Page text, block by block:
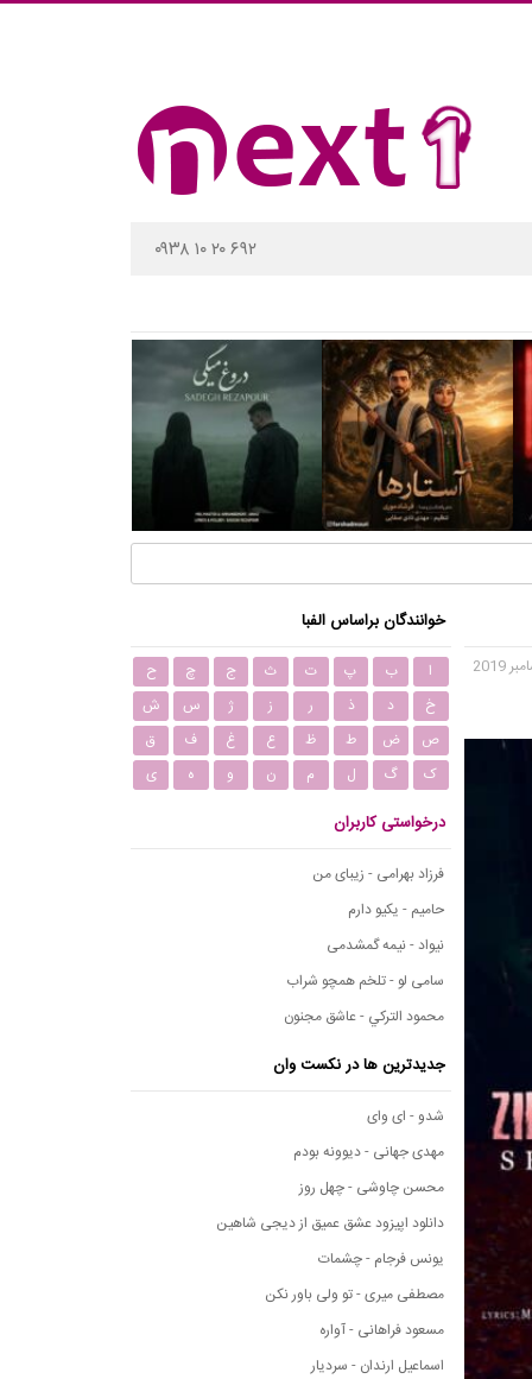
۰۹۳۸ ۱۰ ۲۰ ۶۹۲
خوانندگان براساس الفبا
ا ب پ ت ث ج چ
ح
خ
د ذ ر ز ژ س
ش
ص
ض ط ظ ع غ ف
ق
ک
گ ل م ن و ه ی
درخواستی کاربران
فرزاد بهرامی - زیبای من
حامیم - یکیو دارم
نیواد - نیمه گمشدمی
سامی لو - تلخم همچو شراب
محمود التركي - عاشق مجنون
جدیدترین ها در نکست وان
شدو - ای وای
مهدی جهانی - دیوونه بودم
محسن چاوشی - چهل روز
دانلود اپیزود عشق عمیق از دیجی شاهین
یونس فرجام - چشمات
مصطفی میری - تو ولی باور نکن
مسعود فراهانی - آواره
اسماعیل ارندان - سردیار